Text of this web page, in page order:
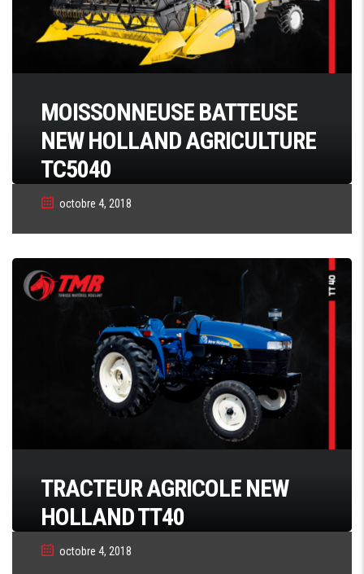
MOISSONNEUSE BATTEUSE
NEW HOLLAND AGRICULTURE
TC5040
octobre 4, 2018
TRACTEUR AGRICOLE NEW
HOLLAND TT40
octobre 4, 2018